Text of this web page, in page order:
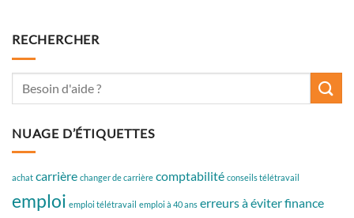
RECHERCHER
NUAGE D’ÉTIQUETTES
achat carrière changer de carrière comptabilité conseils télétravail
emploi emploi télétravail emploi à 40 ans erreurs à éviterfinance